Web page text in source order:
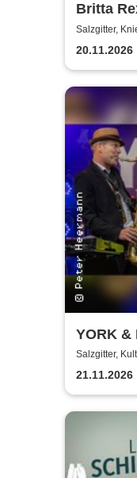
Britta
Witches,
Salzgitter,
20.11.2026
YORK &
Salzgitter,
21.11.2026